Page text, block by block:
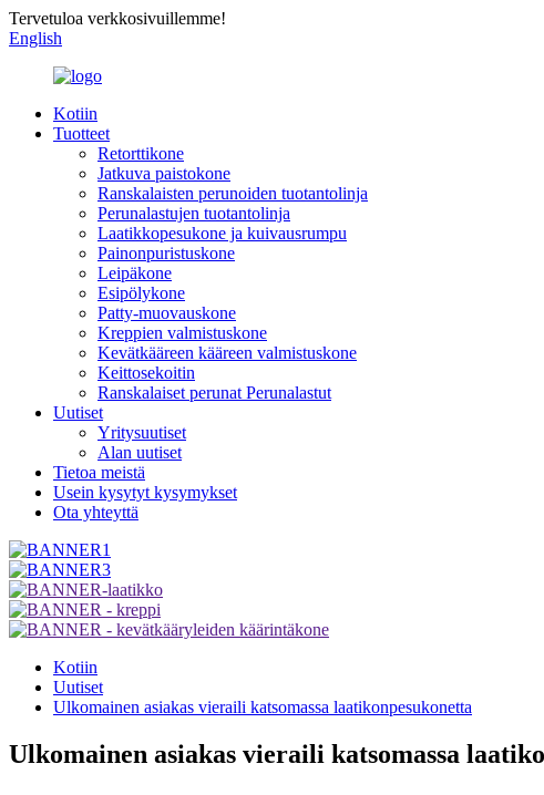
Tervetuloa verkkosivuillemme!
English
Kotiin
Tuotteet
Retorttikone
Jatkuva paistokone
Ranskalaisten perunoiden tuotantolinja
Perunalastujen tuotantolinja
Laatikkopesukone ja kuivausrumpu
Painonpuristuskone
Leipäkone
Esipölykone
Patty-muovauskone
Kreppien valmistuskone
Kevätkääreen kääreen valmistuskone
Keittosekoitin
Ranskalaiset perunat Perunalastut
Uutiset
Yritysuutiset
Alan uutiset
Tietoa meistä
Usein kysytyt kysymykset
Ota yhteyttä
Kotiin
Uutiset
Ulkomainen asiakas vieraili katsomassa laatikonpesukonetta
Ulkomainen asiakas vieraili katsomassa